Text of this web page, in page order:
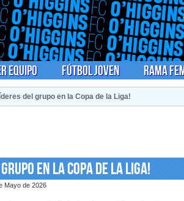
Equipo Fútbol Joven Rama
del grupo en la Copa de la Liga!
en la Copa de la Liga!
Mayo de 2026